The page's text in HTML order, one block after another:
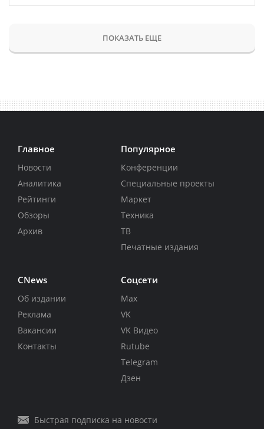
ПОКАЗАТЬ ЕЩЕ
Главное
Новости
Аналитика
Рейтинги
Обзоры
Архив
Популярное
Конференции
Специальные проекты
Маркет
Техника
ТВ
Печатные издания
CNews
Об издании
Реклама
Вакансии
Контакты
Соцсети
Max
VK
VK Видео
Rutube
Telegram
Дзен
Быстрая подписка на новости